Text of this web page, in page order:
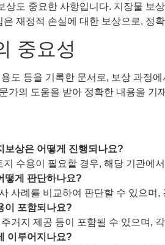
상도 중요한 사항입니다. 지장물 보
재정적 손실에 대한 보상으로, 정
중요성
도 등을 기록한 문서로, 보상 과정
가의 도움을 받아 정확한 내용을 기
보상은 어떻게 진행되나요?
수용이 필요할 경우, 해당 기관에
떻게 판단하나요?
사례를 비교하여 판단할 수 있으며
이 포함되나요?
거지 제공 등이 포함될 수 있으며,
이루어지나요?